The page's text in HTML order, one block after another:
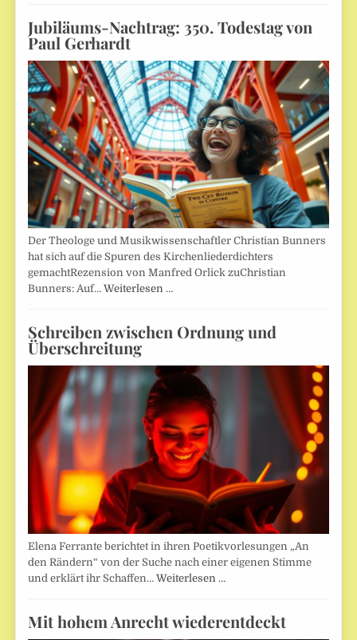
Jubiläums-Nachtrag: 350. Todestag von
Paul Gerhardt
Der Theologe und Musikwissenschaftler Christian Bunners
hat sich auf die Spuren des Kirchenliederdichters
gemachtRezension von Manfred Orlick zuChristian
Bunners: Auf…Weiterlesen …
Schreiben zwischen Ordnung und
Überschreitung
Elena Ferrante berichtet in ihren Poetikvorlesungen „An
den Rändern“ von der Suche nach einer eigenen Stimme
und erklärt ihr Schaffen…Weiterlesen …
Mit hohem Anrecht wiederentdeckt